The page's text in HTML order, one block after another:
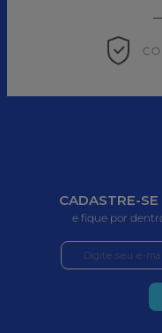
CADASTRE-
e fique por